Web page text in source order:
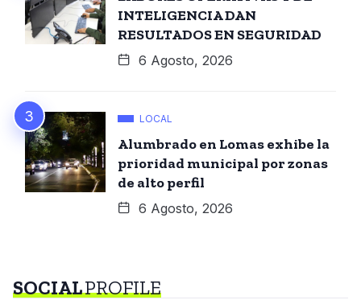
INTELIGENCIA DAN
RESULTADOS EN SEGURIDAD
6 Agosto, 2026
LOCAL
Alumbrado en Lomas exhibe la
prioridad municipal por zonas
de alto perfil
6 Agosto, 2026
SOCIALPROFILE